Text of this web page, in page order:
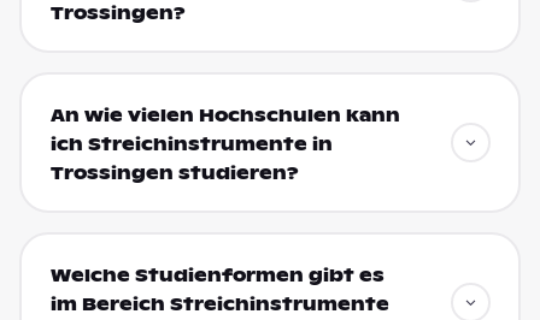
Trossingen?
An wie vielen Hochschulen kann
ich Streichinstrumente in
Trossingen studieren?
Welche Studienformen gibt es
im Bereich Streichinstrumente